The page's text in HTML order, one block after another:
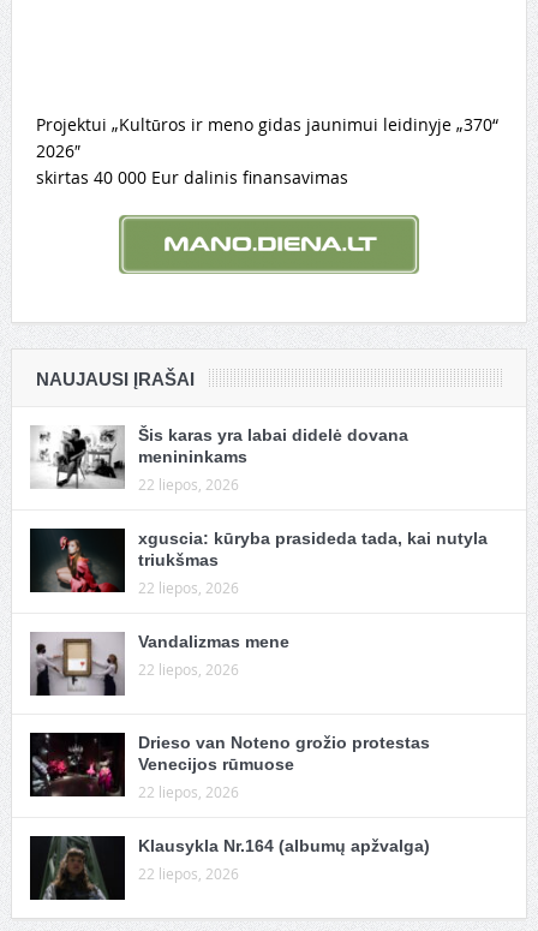
Projektui „Kultūros ir meno gidas jaunimui leidinyje „370“
2026″
skirtas 40 000 Eur dalinis finansavimas
NAUJAUSI ĮRAŠAI
Šis karas yra labai didelė dovana
menininkams
22 liepos, 2026
xguscia: kūryba prasideda tada, kai nutyla
triukšmas
22 liepos, 2026
Vandalizmas mene
22 liepos, 2026
Drieso van Noteno grožio protestas
Venecijos rūmuose
22 liepos, 2026
Klausykla Nr.164 (albumų apžvalga)
22 liepos, 2026